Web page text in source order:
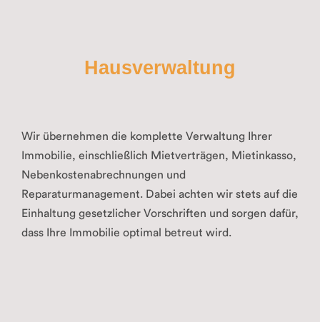
Hausverwaltung
Wir übernehmen die komplette Verwaltung Ihrer
Immobilie, einschließlich Mietverträgen, Mietinkasso,
Nebenkostenabrechnungen und
Reparaturmanagement. Dabei achten wir stets auf die
Einhaltung gesetzlicher Vorschriften und sorgen dafür,
dass Ihre Immobilie optimal betreut wird.